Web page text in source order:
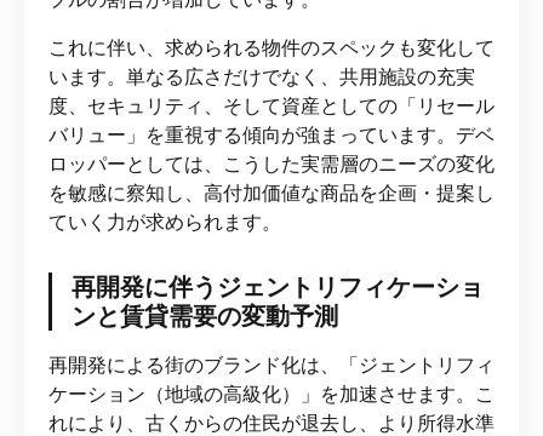
これに伴い、求められる物件のスペックも変化して
います。単なる広さだけでなく、共用施設の充実
度、セキュリティ、そして資産としての「リセール
バリュー」を重視する傾向が強まっています。デベ
ロッパーとしては、こうした実需層のニーズの変化
を敏感に察知し、高付加価値な商品を企画・提案し
ていく力が求められます。
再開発に伴うジェントリフィケーショ
ンと賃貸需要の変動予測
再開発による街のブランド化は、「ジェントリフィ
ケーション（地域の高級化）」を加速させます。こ
れにより、古くからの住民が退去し、より所得水準